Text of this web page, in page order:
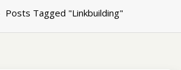
Posts Tagged "Linkbuilding"